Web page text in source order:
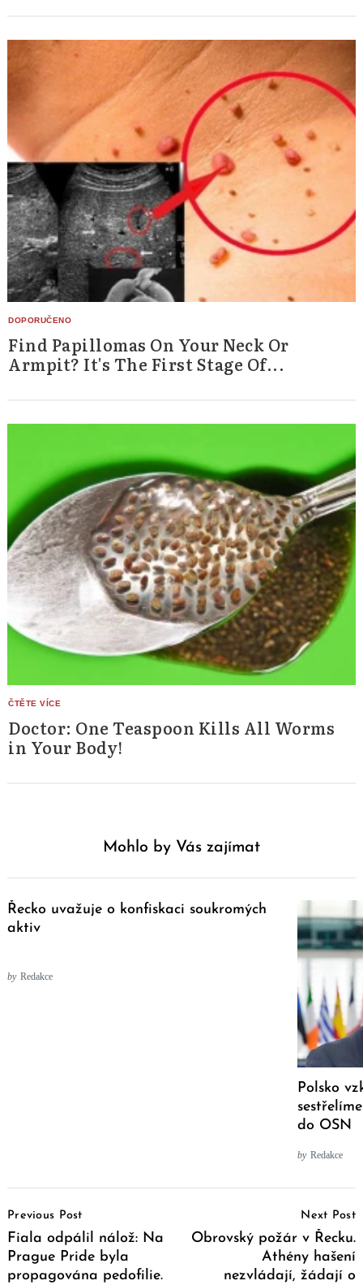
Find Papillomas On Your Neck Or
Armpit? It's The First Stage Of...
Doctor: One Teaspoon Kills All Worms
in Your Body!
Mohlo by Vás zajímat
Řecko uvažuje o konfiskaci soukromých
aktiv
by Redakce
Polsko
do OSN
by Redakce
Navigation
Previous Post
Fiala odpálil nálož: Na
Prague Pride byla
propagována pedofilie.
Next Post
Obrovský požár v Řecku.
Athény hašení
nezvládají, žádají o